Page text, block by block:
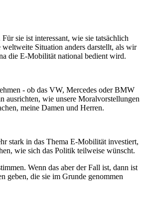
sie ist interessant, wie sie tatsächlich
Situation anders darstellt, als wir
die E-Mobilität national bedient wird.
- ob das VW, Mercedes oder BMW
ausrichten, wie unsere Moralvorstellungen
meine Damen und Herren.
stark in das Thema E-Mobilität investiert,
wie sich das Politik teilweise wünscht.
Wenn das aber der Fall ist, dann ist
geben, die sie im Grunde genommen